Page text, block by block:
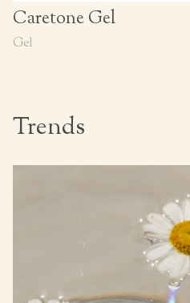
Caretone Gel
Gel
Trends